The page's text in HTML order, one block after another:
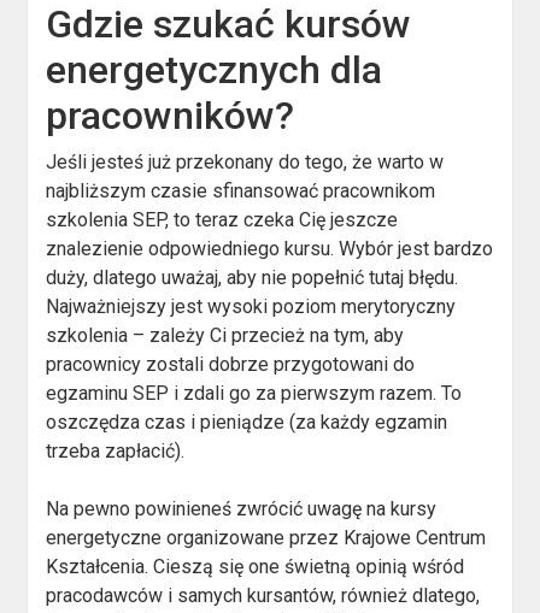
Gdzie szukać kursów
energetycznych dla
pracowników?
Jeśli jesteś już przekonany do tego, że warto w
najbliższym czasie sfinansować pracownikom
szkolenia SEP, to teraz czeka Cię jeszcze
znalezienie odpowiedniego kursu. Wybór jest bardzo
duży, dlatego uważaj, aby nie popełnić tutaj błędu.
Najważniejszy jest wysoki poziom merytoryczny
szkolenia – zależy Ci przecież na tym, aby
pracownicy zostali dobrze przygotowani do
egzaminu SEP i zdali go za pierwszym razem. To
oszczędza czas i pieniądze (za każdy egzamin
trzeba zapłacić).
Na pewno powinieneś zwrócić uwagę na kursy
energetyczne organizowane przez Krajowe Centrum
Kształcenia. Cieszą się one świetną opinią wśród
pracodawców i samych kursantów, również dlatego,